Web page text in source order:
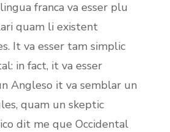
franca va esser plu
quam li existent
It va esser tam simplic
in fact, it va esser
Angleso it va semblar un
quam un skeptic
dit me que Occidental